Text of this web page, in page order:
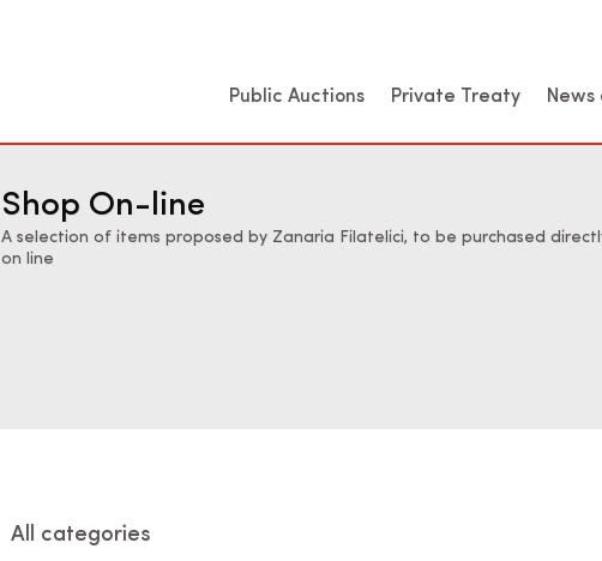
Public Auctions Private Treaty News
Shop On-line
A selection of items proposed by Zanaria Filatelici, to be purchased
on line
All categories